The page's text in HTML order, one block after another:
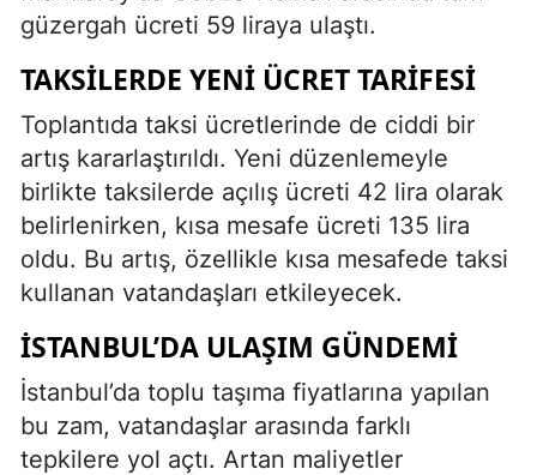
güzergah ücreti 59 liraya ulaştı.
TAKSILERDE YENI ÜCRET TARIFESI
Toplantıda taksi ücretlerinde de ciddi bir
artış kararlaştırıldı. Yeni düzenlemeyle
birlikte taksilerde açılış ücreti 42 lira olarak
belirlenirken, kısa mesafe ücreti 135 lira
oldu. Bu artış, özellikle kısa mesafede taksi
kullanan vatandaşları etkileyecek.
İSTANBUL’DA ULAŞIM GÜNDEMI
İstanbul’da toplu taşıma fiyatlarına yapılan
bu zam, vatandaşlar arasında farklı
tepkilere yol açtı. Artan maliyetler